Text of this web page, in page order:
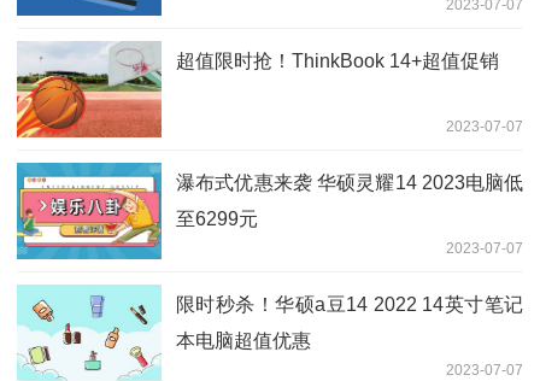
2023-07-07
超值限时抢！ThinkBook 14+超值促销
2023-07-07
瀑布式优惠来袭 华硕灵耀14 2023电脑低
至6299元
2023-07-07
限时秒杀！华硕a豆14 2022 14英寸笔记
本电脑超值优惠
2023-07-07